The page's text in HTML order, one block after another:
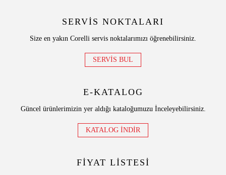
SERVİS NOKTALARI
Size en yakın Corelli servis noktalarımızı öğrenebilirsiniz.
SERVİS BUL
E-KATALOG
Güncel ürünlerimizin yer aldığı kataloğumuzu İnceleyebilirsiniz.
KATALOG İNDİR
FİYAT LİSTESİ